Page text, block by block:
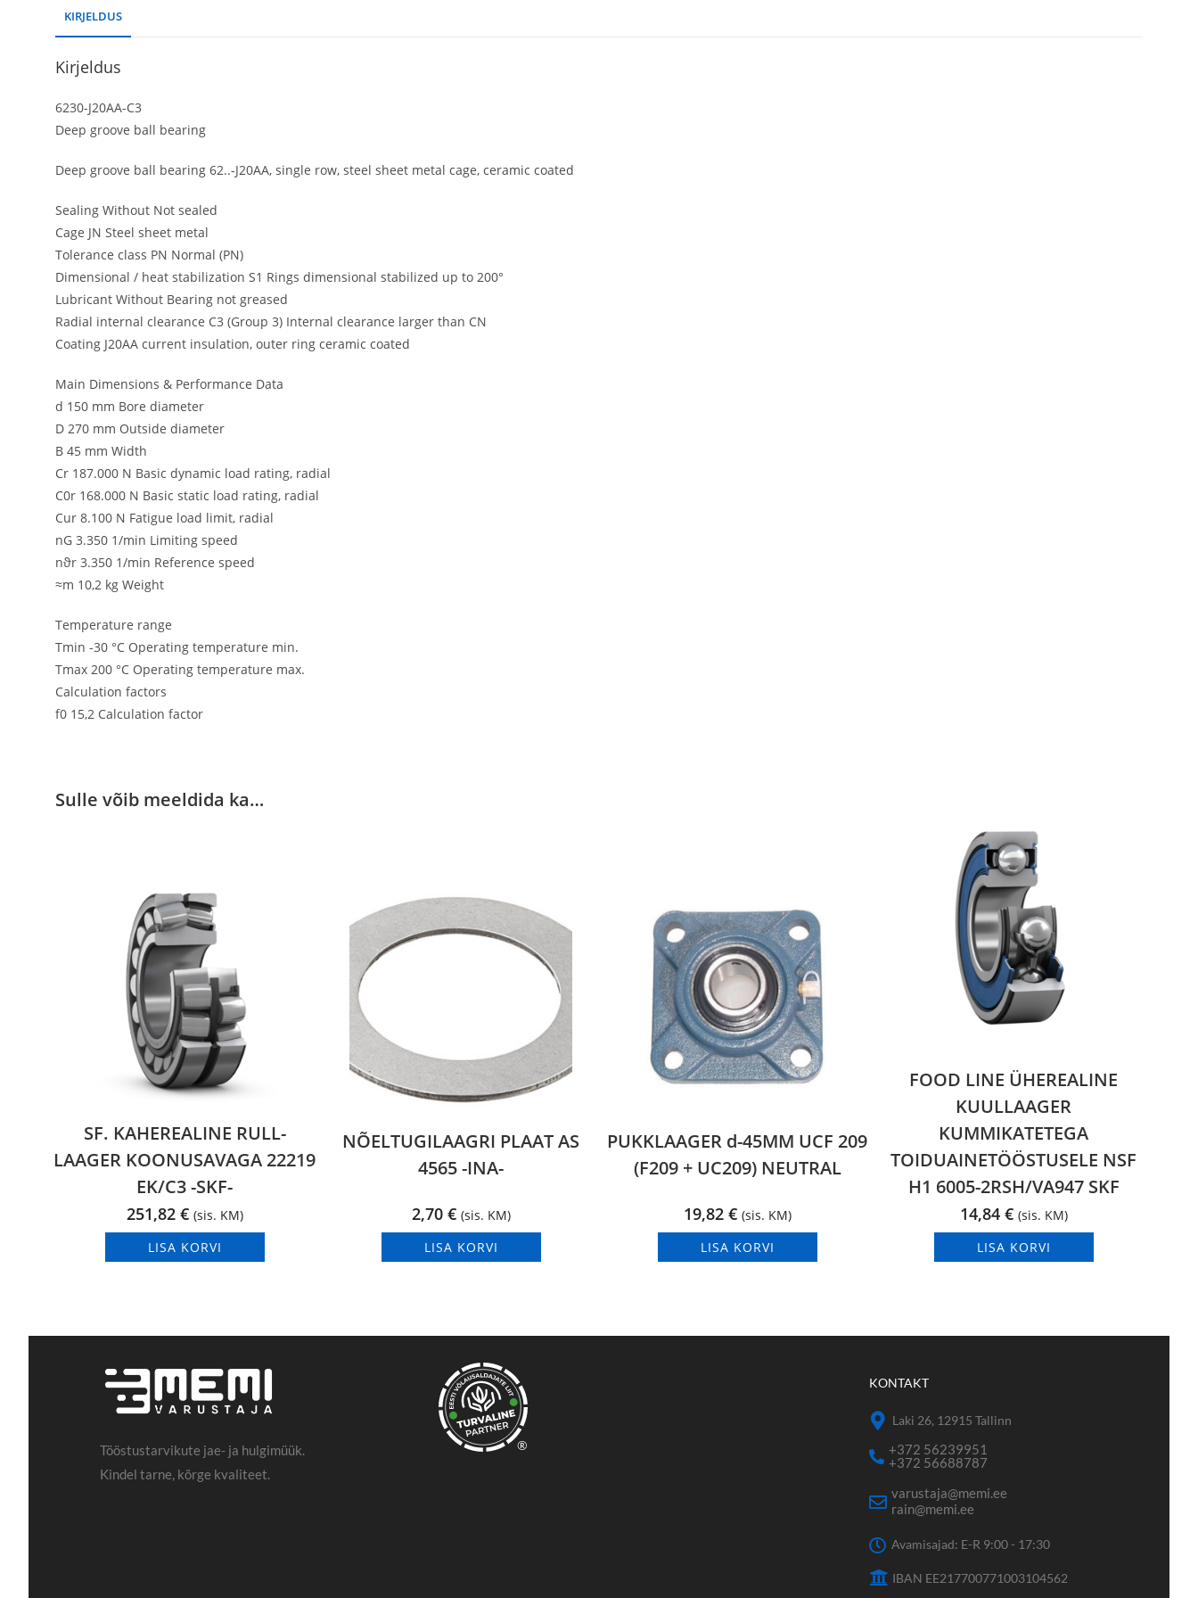
KIRJELDUS
Kirjeldus
6230-J20AA-C3
Deep groove ball bearing
Deep groove ball bearing 62..-J20AA, single row, steel sheet metal cage, ceramic coated
Sealing Without Not sealed
Cage JN Steel sheet metal
Tolerance class PN Normal (PN)
Dimensional / heat stabilization S1 Rings dimensional stabilized up to 200°
Lubricant Without Bearing not greased
Radial internal clearance C3 (Group 3) Internal clearance larger than CN
Coating J20AA current insulation, outer ring ceramic coated
Main Dimensions & Performance Data
d 150 mm Bore diameter
D 270 mm Outside diameter
B 45 mm Width
Cr 187.000 N Basic dynamic load rating, radial
C0r 168.000 N Basic static load rating, radial
Cur 8.100 N Fatigue load limit, radial
nG 3.350 1/min Limiting speed
nϑr 3.350 1/min Reference speed
≈m 10,2 kg Weight
Temperature range
Tmin -30 °C Operating temperature min.
Tmax 200 °C Operating temperature max.
Calculation factors
f0 15,2 Calculation factor
Sulle võib meeldida ka…
SF. KAHEREALINE RULL-
LAAGER KOONUSAVAGA 22219
EK/C3 -SKF-
251,82 € (sis. KM)
LISA KORVI
NÕELTUGILAAGRI PLAAT AS
4565 -INA-
2,70 € (sis. KM)
LISA KORVI
PUKKLAAGER d-45MM UCF 209
(F209 + UC209) NEUTRAL
19,82 € (sis. KM)
LISA KORVI
FOOD LINE ÜHEREALINE
KUULLAAGER
KUMMIKATETEGA
TOIDUAINETÖÖSTUSELE NSF
H1 6005-2RSH/VA947 SKF
14,84 € (sis. KM)
LISA KORVI
Tööstustarvikute jae- ja hulgimüük.
Kindel tarne, kõrge kvaliteet.
®
KONTAKT
Laki 26, 12915 Tallinn
+372 56239951
+372 56688787
varustaja@memi.ee
rain@memi.ee
Avamisajad: E-R 9:00 - 17:30
IBAN EE217700771003104562